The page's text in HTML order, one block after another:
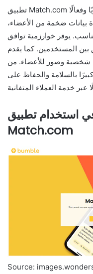
تطبيق Match.com للمواعدة يتميز بعدة مميزات تجعله قويًا وفعالًا
ضخمة من الأعضاء،
يوفر خوارزمية توافق
المستخدمين. كما يقدم
وصور للأعضاء. من
بالسلامة والحفاظ على
استخدام تطبيق
Match.com
Source: